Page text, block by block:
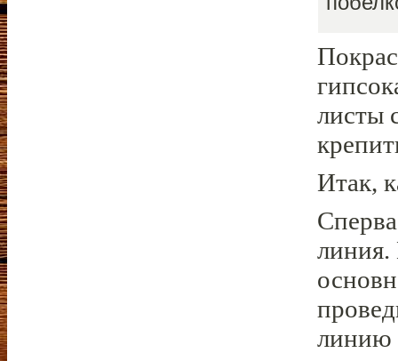
листы
Итак,
линия.
линию